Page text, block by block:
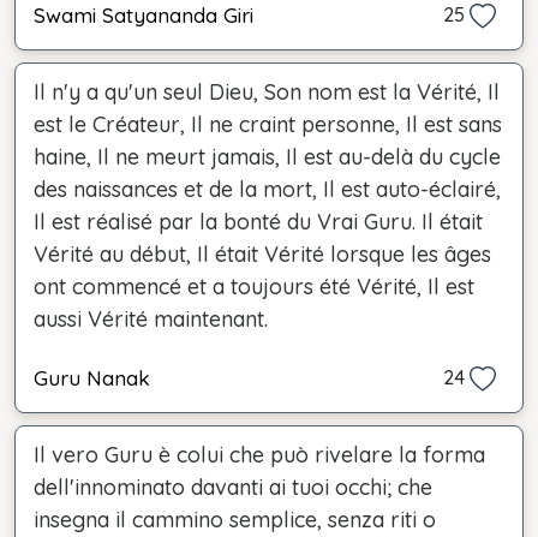
Swami Satyananda Giri 25
Il n'y a qu'un seul Dieu, Son nom est la Vérité, Il
est le Créateur, Il ne craint personne, Il est sans
haine, Il ne meurt jamais, Il est au-delà du cycle
des naissances et de la mort, Il est auto-éclairé,
Il est réalisé par la bonté du Vrai Guru. Il était
Vérité au début, Il était Vérité lorsque les âges
ont commencé et a toujours été Vérité, Il est
aussi Vérité maintenant.
Guru Nanak 24
Il vero Guru è colui che può rivelare la forma
dell'innominato davanti ai tuoi occhi; che
insegna il cammino semplice, senza riti o